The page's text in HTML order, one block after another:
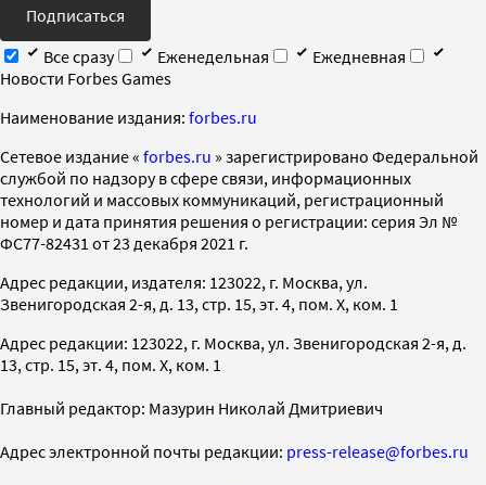
Подписаться
Все сразу
Еженедельная
Ежедневная
Новости Forbes Games
Наименование издания: forbes.ru
Cетевое издание « forbes.ru » зарегистрировано Федеральной
службой по надзору в сфере связи, информационных
технологий и массовых коммуникаций, регистрационный
номер и дата принятия решения о регистрации: серия Эл №
ФС77-82431 от 23 декабря 2021 г.
Адрес редакции, издателя: 123022, г. Москва, ул.
Звенигородская 2-я, д. 13, стр. 15, эт. 4, пом. X, ком. 1
Адрес редакции: 123022, г. Москва, ул. Звенигородская 2-я, д.
13, стр. 15, эт. 4, пом. X, ком. 1
Главный редактор: Мазурин Николай Дмитриевич
Адрес электронной почты редакции: press-release@forbes.ru